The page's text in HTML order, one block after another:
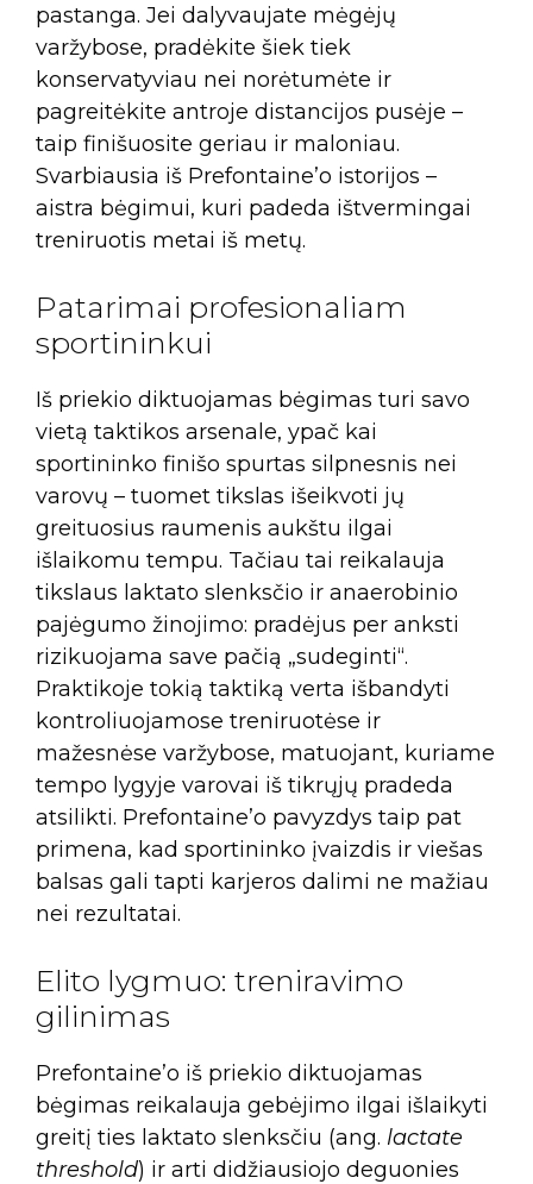
pastanga. Jei dalyvaujate mėgėjų
varžybose, pradėkite šiek tiek
konservatyviau nei norėtumėte ir
pagreitėkite antroje distancijos pusėje –
taip finišuosite geriau ir maloniau.
Svarbiausia iš Prefontaine’o istorijos –
aistra bėgimui, kuri padeda ištvermingai
treniruotis metai iš metų.
Patarimai profesionaliam
sportininkui
Iš priekio diktuojamas bėgimas turi savo
vietą taktikos arsenale, ypač kai
sportininko finišo spurtas silpnesnis nei
varovų – tuomet tikslas išeikvoti jų
greituosius raumenis aukštu ilgai
išlaikomu tempu. Tačiau tai reikalauja
tikslaus laktato slenksčio ir anaerobinio
pajėgumo žinojimo: pradėjus per anksti
rizikuojama save pačią „sudeginti“.
Praktikoje tokią taktiką verta išbandyti
kontroliuojamose treniruotėse ir
mažesnėse varžybose, matuojant, kuriame
tempo lygyje varovai iš tikrųjų pradeda
atsilikti. Prefontaine’o pavyzdys taip pat
primena, kad sportininko įvaizdis ir viešas
balsas gali tapti karjeros dalimi ne mažiau
nei rezultatai.
Elito lygmuo: treniravimo
gilinimas
Prefontaine’o iš priekio diktuojamas
bėgimas reikalauja gebėjimo ilgai išlaikyti
greitį ties laktato slenksčiu (ang. lactate
threshold) ir arti didžiausiojo deguonies